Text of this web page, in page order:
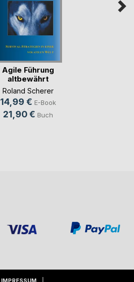
Agile Führung
altbewährt
Roland Scherer
14,99 € E-Book
21,90 € Buch
IMPRESSUM